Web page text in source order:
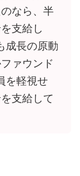
なら、半
支給し
成長の原動
ァウンド
を軽視せ
支給して